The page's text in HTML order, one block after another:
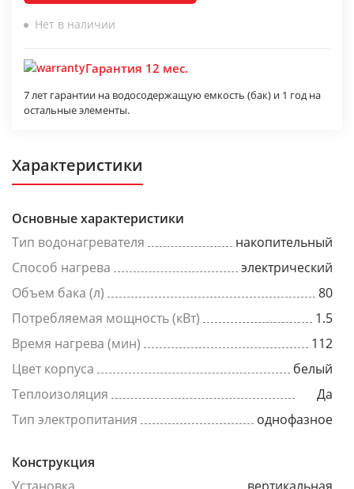
Нет в наличии
Гарантия 12 мес.
7 лет гарантии на водосодержащую емкость (бак) и 1 год на
остальные элементы.
Характеристики
Основные характеристики
Тип водонагревателя
накопительный
Способ нагрева
электрический
Объем бака (л)
80
Потребляемая мощность (кВт)
1.5
Время нагрева (мин)
112
Цвет корпуса
белый
Теплоизоляция
Да
Тип электропитания
однофазное
Конструкция